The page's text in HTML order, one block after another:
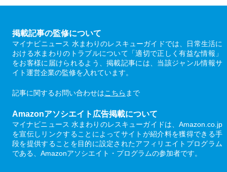
掲載記事の監修について
マイナビニュース 水まわりのレスキューガイドでは、日常生活に
おける水まわりのトラブルについて「適切で正しく有益な情報」
をお客様に届けられるよう、掲載記事には、当該ジャンル情報サ
イト運営企業の監修を入れています。
記事に関するお問い合わせはこちら まで
Amazonアソシエイト広告掲載について
マイナビニュース 水まわりのレスキューガイドは、Amazon.co.jp
を宣伝しリンクすることによってサイトが紹介料を獲得できる手
段を提供することを目的に設定されたアフィリエイトプログラム
である、Amazonアソシエイト・プログラムの参加者です。